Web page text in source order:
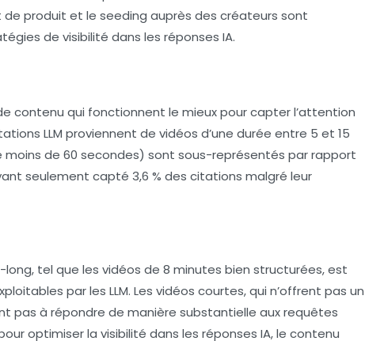
de produit et le seeding auprès des créateurs sont
de visibilité dans les réponses IA.
contenu qui fonctionnent le mieux pour capter l’attention
LLM proviennent de vidéos d’une durée entre 5 et 15
moins de 60 secondes) sont sous-représentés par rapport
seulement capté 3,6 % des citations malgré leur
tel que les vidéos de 8 minutes bien structurées, est
par les LLM. Les vidéos courtes, qui n’offrent pas un
pas à répondre de manière substantielle aux requêtes
optimiser la visibilité dans les réponses IA, le contenu